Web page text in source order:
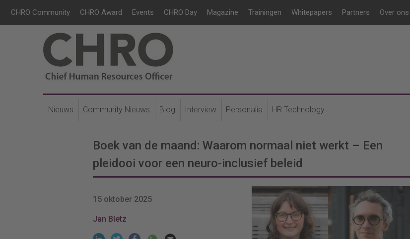
CHRO Community CHRO Award Events CHRO Day Magazine Trainingen Whitepapers Partners Over ons
Nieuws Community Nieuws Blog Interview Personalia HR Technology
Boek van de maand: Waarom normaal niet werkt – Een
pleidooi voor een neuro-inclusief beleid
15 oktober 2025
Jan Bletz